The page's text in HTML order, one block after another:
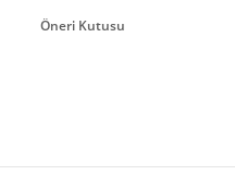
Öneri Kutusu